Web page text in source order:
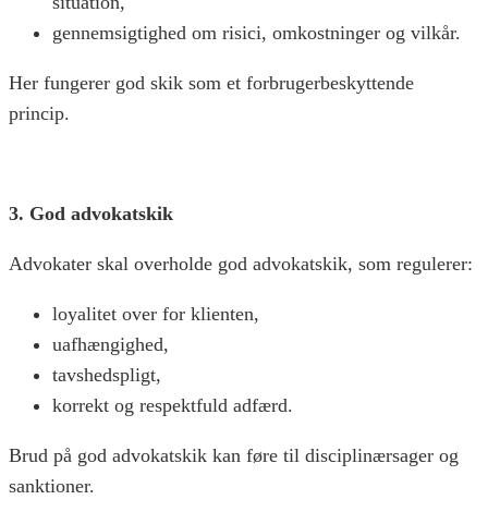
gennemsigtighed om risici, omkostninger og vilkår.
Her fungerer god skik som et forbrugerbeskyttende
princip.
3. God advokatskik
Advokater skal overholde god advokatskik, som regulerer:
loyalitet over for klienten,
uafhængighed,
tavshedspligt,
korrekt og respektfuld adfærd.
Brud på god advokatskik kan føre til disciplinærsager og
sanktioner.